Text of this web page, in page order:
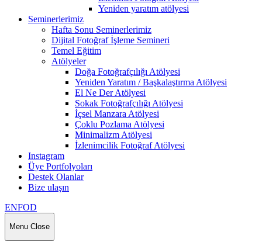
Yeniden yaratım atölyesi
Seminerlerimiz
Hafta Sonu Seminerlerimiz
Dijital Fotoğraf İşleme Semineri
Temel Eğitim
Atölyeler
Doğa Fotoğrafçılığı Atölyesi
Yeniden Yaratım / Başkalaştırma Atölyesi
El Ne Der Atölyesi
Sokak Fotoğrafçılığı Atölyesi
İçsel Manzara Atölyesi
Çoklu Pozlama Atölyesi
Minimalizm Atölyesi
İzlenimcilik Fotoğraf Atölyesi
Instagram
Üye Portfolyoları
Destek Olanlar
Bize ulaşın
ENFOD
Menu Close